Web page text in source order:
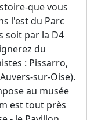
que vous
l'est du Parc
soit par la D4
du
: Pissarro,
sur-Oise).
au musée
est tout près